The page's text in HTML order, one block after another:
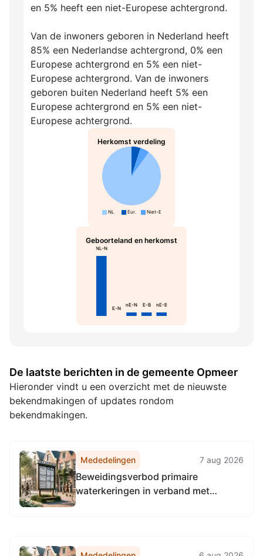
en 5% heeft een niet-Europese achtergrond.
Van de inwoners geboren in Nederland heeft
85% een Nederlandse achtergrond, 0% een
Europese achtergrond en 5% een niet-
Europese achtergrond. Van de inwoners
geboren buiten Nederland heeft 5% een
Europese achtergrond en 5% een niet-
Europese achtergrond.
Herkomst verdeling
NL Eur. Niet-Eur.
Geboorteland en herkomst
NL-N
E-N
nE-N E-B nE-B
De laatste berichten in de gemeente Opmeer
Hieronder vindt u een overzicht met de nieuwste
bekendmakingen of updates rondom
bekendmakingen.
Mededelingen 7 aug 2026
Beweidingsverbod primaire
waterkeringen in verband met